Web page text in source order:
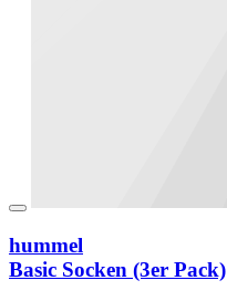
hummel
Basic Socken (3er Pack)